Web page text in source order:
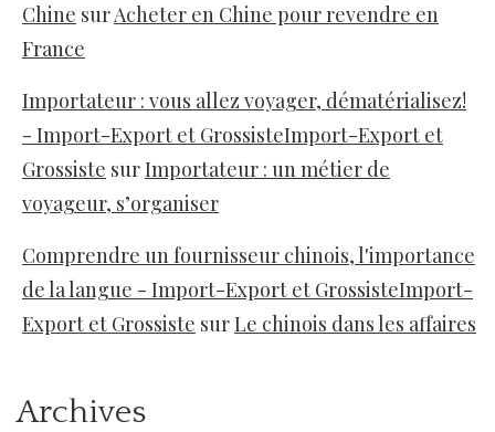
Chine surAcheter en Chine pour revendre en
France
Importateur : vous allez voyager, dématérialisez!
- Import-Export et GrossisteImport-Export et
Grossiste surImportateur : un métier de
voyageur, s’organiser
Comprendre un fournisseur chinois, l'importance
de la langue - Import-Export et GrossisteImport-
Export et Grossiste surLe chinois dans les affaires
Archives